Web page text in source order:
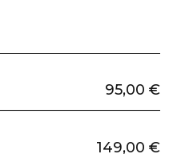
95,00 €
149,00 €